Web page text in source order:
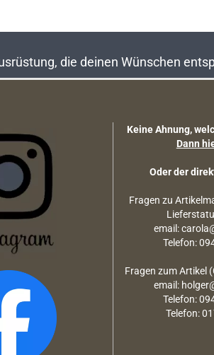
die deinen Wünschen
Keine Ahnung,
Dann
Oder der
Fragen zu
email:
Telefon:
Fragen zum Artikel
email:
Telefon:
Telefon: